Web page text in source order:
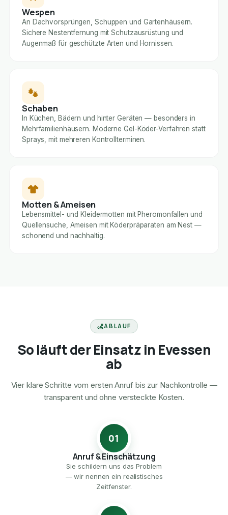
Wespen
An Dachvorsprüngen, Schuppen und Gartenhäusern.
Sichere Nestentfernung mit Schutzausrüstung und
Augenmaß für geschützte Arten und Hornissen.
Schaben
In Küchen, Bädern und hinter Geräten — besonders in
Mehrfamilienhäusern. Moderne Gel-Köder-Verfahren statt
Sprays, mit mehreren Kontrollterminen.
Motten & Ameisen
Lebensmittel- und Kleidermotten mit Pheromonfallen und
Quellensuche, Ameisen mit Köderpräparaten am Nest —
schonend und nachhaltig.
ABLAUF
So läuft der Einsatz in Evessen
ab
Vier klare Schritte vom ersten Anruf bis zur Nachkontrolle —
transparent und ohne versteckte Kosten.
01
Anruf & Einschätzung
Sie schildern uns das Problem
— wir nennen ein realistisches
Zeitfenster.